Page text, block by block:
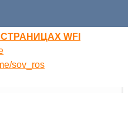
WFI
sov_ros